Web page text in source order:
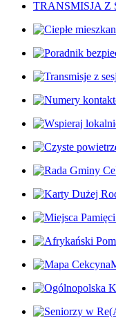
TRANSMISJA Z